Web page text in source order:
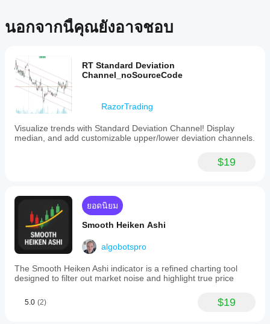
// ของแผนภูมิ เครื่องมือนี้ช่วยให้คุณใช้ค่าเฉลี่ยเคลื่อนที่
// (เช่น H4, D1) แม้ในแผนภูมิที่มีกรอบเวลาต่ำกว่า (M15,
H1),
// ช่วยให้การวิเคราะห์หลายกรอบเวลาเป็นไปอย่างครบ
ถ้วนและทันที
// คุณสมบัติหลัก:
// - ปรับแต่งช่วงเวลา EMA และแหล่งราคาต่างๆ ได้อย่าง
เต็มที่
// - จัดการป้ายข้อมูลด้วยตำแหน่งที่ยืดหยุ่น
อัตโนมัติ
// - ปรับแต่งลักษณะการแสดงผลได้เต็มที่ (สี, รูปแบบเส้น)
รีวิวจากลูกค้า
ทั้งหมด
PositionSizerPro
June 15, 2025
review
review
screen
feels
calmer.
CarryTradeKing
ใช้อิน
ดิเคเตอร์
วิเคราะห์
ทาง
เทคนิค
รับอิน
ดิเค
จาก
Store?
อินดิเค
เตอร์ที่
กำหนด
ใช้งาน
เฉพาะใน
ฉันจะทด
สอ
เตอร์ได้
อย่างไร?
แตกต่าง
กันเพื่อ
ทำความ
เข้าใจว่า
มันทำงาน
อย่างไร
ภายใต้
ตลาดที่
หลาก
มิเต
อร์
อิน
ดิเค
หรือ
ไม่?
ใช่ คุณสามารถ
หรือการรับประกันผลการดำเนินงานในอนาคต
นอกจากนี้คุณยังอาจชอบ
RT Standard Deviation
Channel_noSourceCode
RazorTrading
Visualize trends with Standard Deviation Channel! Display
median, and add customizable upper/lower deviation channels.
$19
ยอดนิยม
Smooth Heiken Ashi
algobotspro
The Smooth Heiken Ashi indicator is a refined charting tool
designed to filter out market noise and highlight true price
5.0 (2) $19